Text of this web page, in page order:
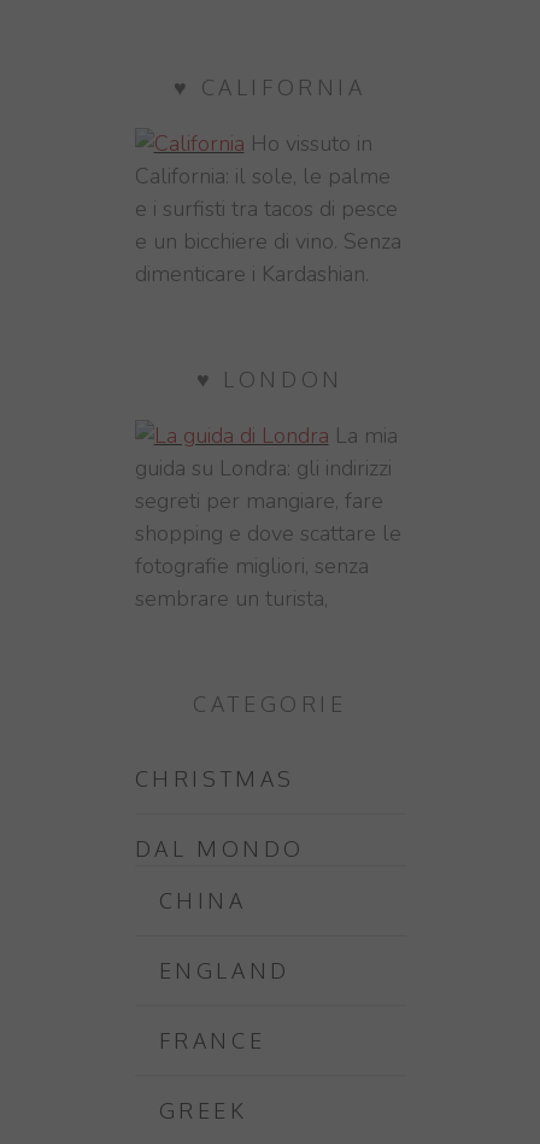
♥ CALIFORNIA
Ho vissuto in
California: il sole, le palme
e i surfisti tra tacos di pesce
e un bicchiere di vino. Senza
dimenticare i Kardashian.
♥ LONDON
La mia
guida su Londra: gli indirizzi
segreti per mangiare, fare
shopping e dove scattare le
fotografie migliori, senza
sembrare un turista,
CATEGORIE
CHRISTMAS
DAL MONDO
CHINA
ENGLAND
FRANCE
GREEK